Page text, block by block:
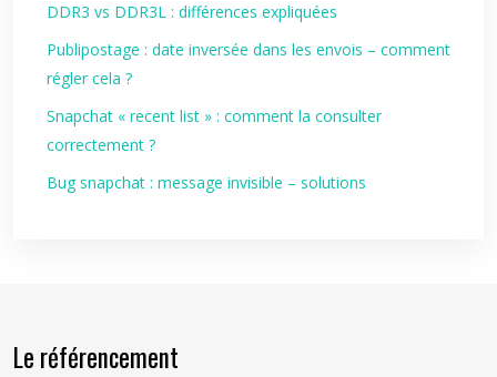
DDR3 vs DDR3L : différences expliquées
Publipostage : date inversée dans les envois – comment
régler cela ?
Snapchat « recent list » : comment la consulter
correctement ?
Bug snapchat : message invisible – solutions
Le référencement